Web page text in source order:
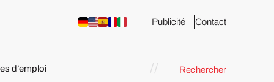
Publicité Contact
d’emploi Rechercher